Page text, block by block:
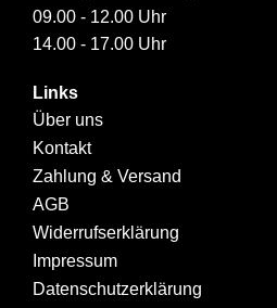
09.00 - 12.00 Uhr
14.00 - 17.00 Uhr
Links
Über uns
Kontakt
Zahlung & Versand
AGB
Widerrufserklärung
Impressum
Datenschutzerklärung